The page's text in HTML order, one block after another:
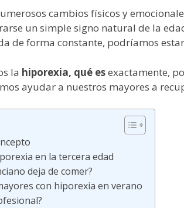
cambios físicos y
un simple signo natural de la
de forma constante, podríamos
la hiporexia, qué esexactamente,
ayudar a nuestros mayores a
en la tercera edad
deja de comer?
con hiporexia en verano